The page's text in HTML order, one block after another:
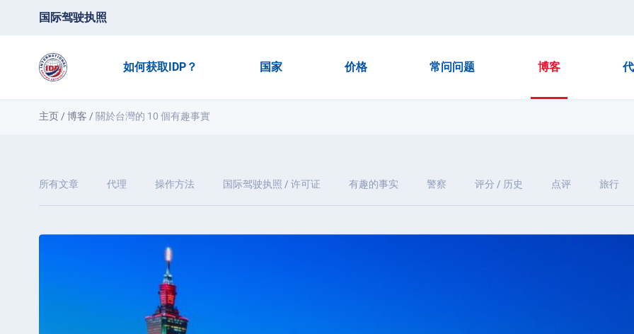
国际驾驶执照
如何获取IDP？ 国家 价格 常问问题 博客
主页 /博客 / 關於台灣的 10 個有趣事實
所有文章 代理 操作方法 国际驾驶执照 / 许可证 有趣的事实 警察 评分 / 历史 点评 旅行